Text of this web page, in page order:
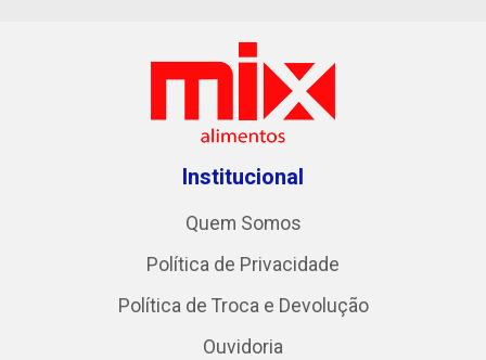
Institucional
Quem Somos
Política de Privacidade
Política de Troca e Devolução
Ouvidoria